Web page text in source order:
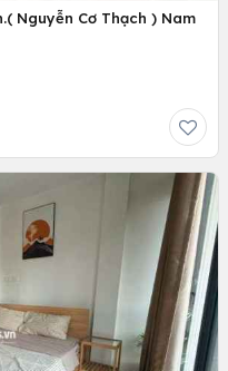
Nguyễn Cơ Thạch ) Nam